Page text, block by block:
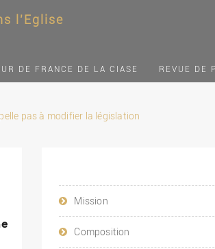
l'Eglise
DE FRANCE DE LA CIASE REVUE DE
pas à modifier la législation
Mission
Composition